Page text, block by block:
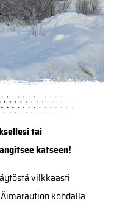
tai
katseen!
vilkkaasti
kohdalla